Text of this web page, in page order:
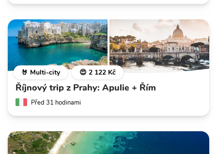
🤘 Multi-city 😍 2 122 Kč
Říjnový trip z Prahy: Apulie + Řím
Před 31 hodinami